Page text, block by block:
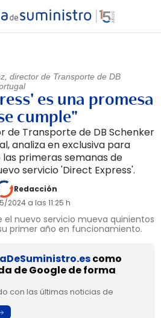
director de Transporte de DB
es una promesa
cumple"
de Transporte de DB Schenker
analiza en exclusiva para
primeras semanas de
servicio 'Direct Express'.
Redacción
2024 a las 11:25 h
el nuevo servicio mueva quinientos
primer año en funcionamiento.
como
de Google de forma
con las últimas noticias de